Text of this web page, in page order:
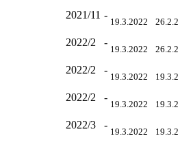
2021/11 -
19.3.2022
2022/2 -
19.3.2022
2022/2 -
19.3.2022
2022/2 -
19.3.2022
2022/3 -
19.3.2022